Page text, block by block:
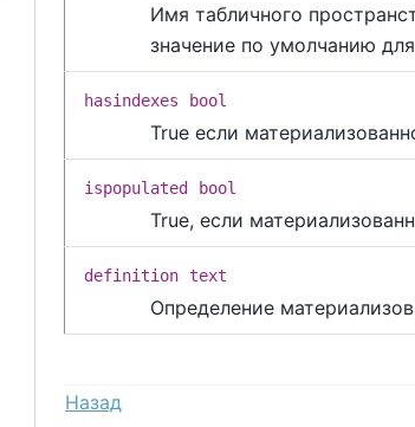
Имя табличного
значение по умолчанию
hasindexes bool
True если
ispopulated bool
True, если
definition text
Определение
Назад